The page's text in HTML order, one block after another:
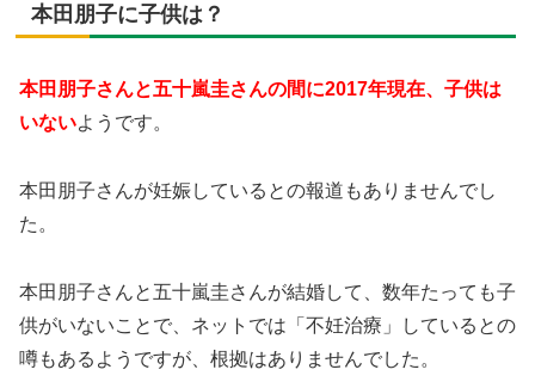
本田朋子に子供は？
本田朋子さんと五十嵐圭さんの間に2017年現在、子供は
いないようです。
本田朋子さんが妊娠しているとの報道もありませんでし
た。
本田朋子さんと五十嵐圭さんが結婚して、数年たっても子
供がいないことで、ネットでは「不妊治療」しているとの
噂もあるようですが、根拠はありませんでした。